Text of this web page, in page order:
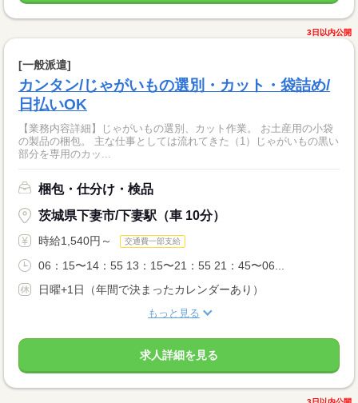
3日以内公開
[一般派遣]
カンタン/じゃがいもの選別・カット・袋詰め/
日払いOK
【業務内容詳細】じゃがいもの選別、カット作業。 お土産用の小袋
の製品の梱包。 主な仕事としては流れてきた（1）じゃがいもの黒い
部分を専用のカッ...
梱包・仕分け・検品
茨城県下妻市/下妻駅（車 10分）
時給1,540円～ 交通費一部支給
06：15〜14：55 13：15〜21：55 21：45〜06...
日曜+1日（年間で決まったカレンダーあり）
もっと見る
求人詳細を見る